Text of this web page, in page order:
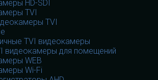
HD-SDI
TVI
TVI
TVI видеокамеры
видеокамеры для помещений
WEB
Wi-Fi